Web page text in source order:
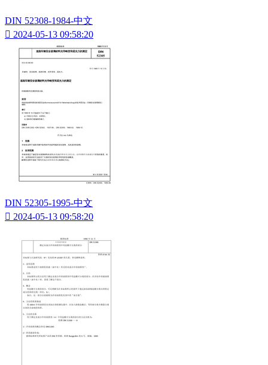
DIN 52308-1984-中文
 2024-05-13 09:58:20
DIN 52305-1995-中文
 2024-05-13 09:58:20